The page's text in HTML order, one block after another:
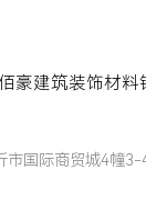
豪建筑装饰材料
市国际商贸城4幢3-